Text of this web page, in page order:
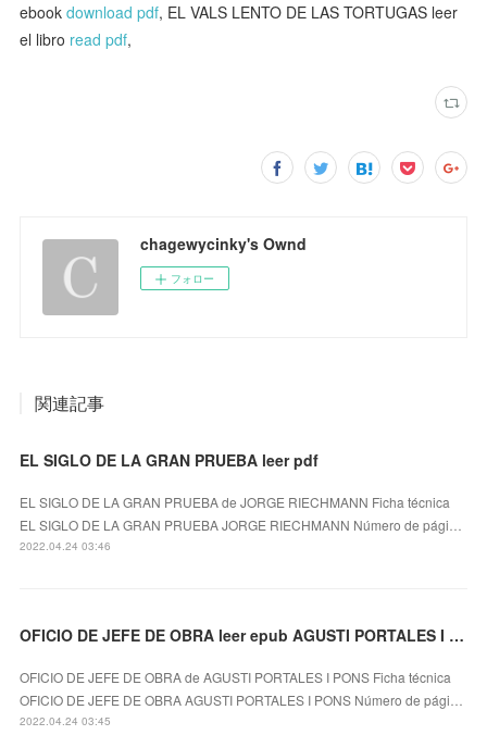
ebookdownload pdf, EL VALS LENTO DE LAS TORTUGAS leer
el libro read pdf,
chagewycinky's Ownd
フォロー
関連記事
EL SIGLO DE LA GRAN PRUEBA leer pdf
EL SIGLO DE LA GRAN PRUEBA de JORGE RIECHMANN Ficha técnica
EL SIGLO DE LA GRAN PRUEBA JORGE RIECHMANN Número de pági…
2022.04.24 03:46
OFICIO DE JEFE DE OBRA leer epub AGUSTI PORTALES I PONS
OFICIO DE JEFE DE OBRA de AGUSTI PORTALES I PONS Ficha técnica
OFICIO DE JEFE DE OBRA AGUSTI PORTALES I PONS Número de pági…
2022.04.24 03:45